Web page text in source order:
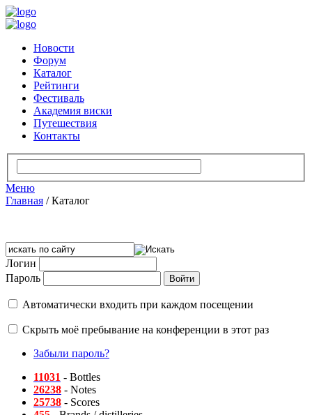
Новости
Форум
Каталог
Рейтинги
Фестиваль
Академия виски
Путешествия
Контакты
Меню
Главная /Каталог
Логин
Пароль
Автоматически входить при каждом посещении
Скрыть моё пребывание на конференции в этот раз
Забыли пароль?
11031 - Bottles
26238 - Notes
25738 - Scores